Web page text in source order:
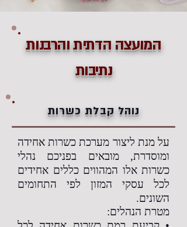
המועצה הדתית והרבנות
נתיבות
נוהל קבלת כשרות
על מנת ליצור מערכת כשרות אחידה
ומוסדרת, מובאים בפניכם נהלי
כשרות אלו המהווים כללים אחידים
לכל עסקי המזון לפי התחומים
השונים.
מטרת הנהלים: